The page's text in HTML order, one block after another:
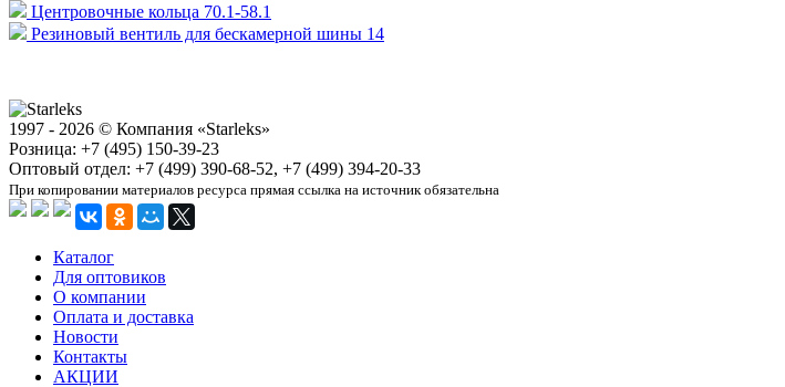
Центровочные кольца 70.1-58.1
Резиновый вентиль для бескамерной шины 14
1997 - 2026 © Компания «Starleks»
Розница: +7 (495) 150-39-23
Оптовый отдел: +7 (499) 390-68-52, +7 (499) 394-20-33
При копировании материалов ресурса прямая ссылка на источник обязательна
Каталог
Для оптовиков
О компании
Оплата и доставка
Новости
Контакты
АКЦИИ